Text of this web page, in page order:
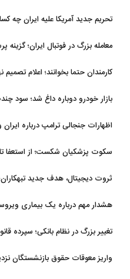
تحریم جدید آمریکا علیه ایران چه
معامله بزرگ در فوتبال ایران؛
کارمندان حتما بخوانند؛ اعلام
بازار خودرو دوباره داغ شد؛ سود
اظهارات جنجالی ترامپ درباره ایران
سکوت پزشکیان شکست؛ از استعفا تا
ثروت دیجیتال، هدف جدید
هشدار مهم درباره یک بیماری
تغییر بزرگ در نظام بانکی؛ سپرده
واریز معوقات حقوق بازنشستگان